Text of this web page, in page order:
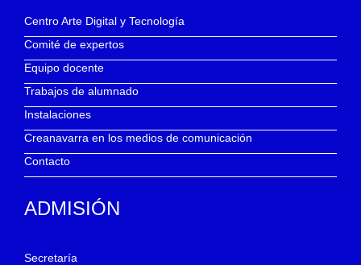
Centro Arte Digital y Tecnología
Comité de expertos
Equipo docente
Trabajos de alumnado
Instalaciones
Creanavarra en los medios de comunicación
Contacto
ADMISIÓN
Secretaría